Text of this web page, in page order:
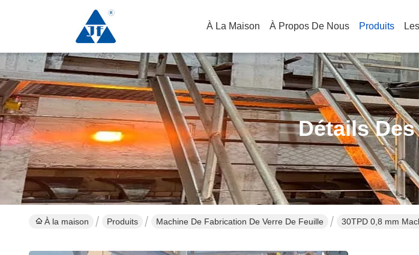
À La Maison À Propos De Nous Produits
Détails
À la maison Produits Machine De Fabrication De Verre De Feuille 30TPD 0,8 mm